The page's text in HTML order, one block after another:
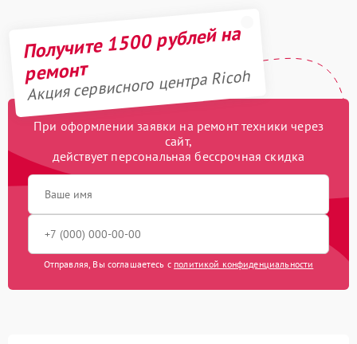
Получите 1500 рублей на
ремонт
Акция сервисного центра Ricoh
При оформлении заявки на ремонт техники через
сайт,
действует персональная бессрочная скидка
Отправляя, Вы соглашаетесь с политикой конфиденциальности